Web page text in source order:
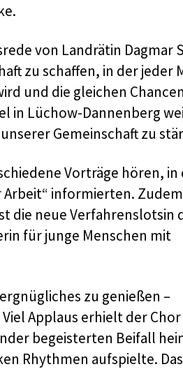
von Landrätin Dagmar
zu schaffen, in der jeder
und die gleichen
in Lüchow-Dannenberg
Gemeinschaft zu
Vorträge hören, in
Arbeit“ informierten.
die neue Verfahrenslotsin
für junge Menschen mit
zu genießen –
Applaus erhielt der
begeisterten Beifall
Rhythmen aufspielte.